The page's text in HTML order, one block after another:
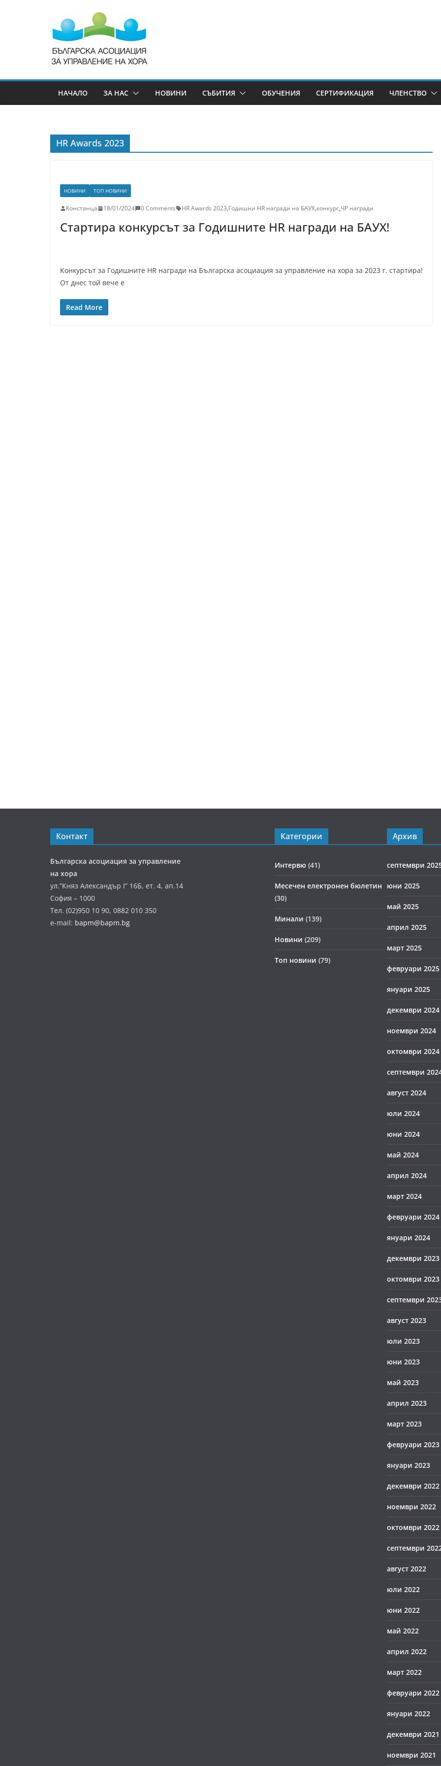
НАЧАЛО ЗА НАС НОВИНИ СЪБИТИЯ ОБУЧЕНИЯ СЕРТИФИКАЦИЯ ЧЛЕНСТВО
HR Awards 2023
НОВИНИ ТОП НОВИНИ
Констанца 18/01/2024 0 Comments HR Awards 2023,Годишни HR награди на БАУХ,конкурс,ЧР награди
Стартира конкурсът за Годишните HR награди на БАУХ!
Конкурсът за Годишните HR награди на Българска асоциация за управление на хора за 2023 г. стартира!
От днес той вече е
Read More
Контакт
Българска асоциация за управление
на хора
ул.”Княз Александър І” 16Б, ет. 4, ап.14
София – 1000
Тел. (02)950 10 90, 0882 010 350
e-mail: bapm@bapm.bg
Категории
Интервю (41)
Месечен електронен бюлетин
(30)
Минали (139)
Новини (209)
Топ новини (79)
Архив
септември
юни 2025
май 2025
април 2025
март 2025
февруари 2025
януари 2025
декември 2024
ноември 2024
октомври 2024
септември
август 2024
юли 2024
юни 2024
май 2024
април 2024
март 2024
февруари 2024
януари 2024
декември 2023
октомври 2023
септември
август 2023
юли 2023
юни 2023
май 2023
април 2023
март 2023
февруари 2023
януари 2023
декември 2022
ноември 2022
октомври 2022
септември
август 2022
юли 2022
юни 2022
май 2022
април 2022
март 2022
февруари 2022
януари 2022
декември 2021
ноември 2021